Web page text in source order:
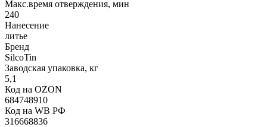
Макс.время отверждения, мин
240
Нанесение
литье
Бренд
SilcoTin
Заводская упаковка, кг
5,1
Код на OZON
684748910
Код на WB РФ
316668836